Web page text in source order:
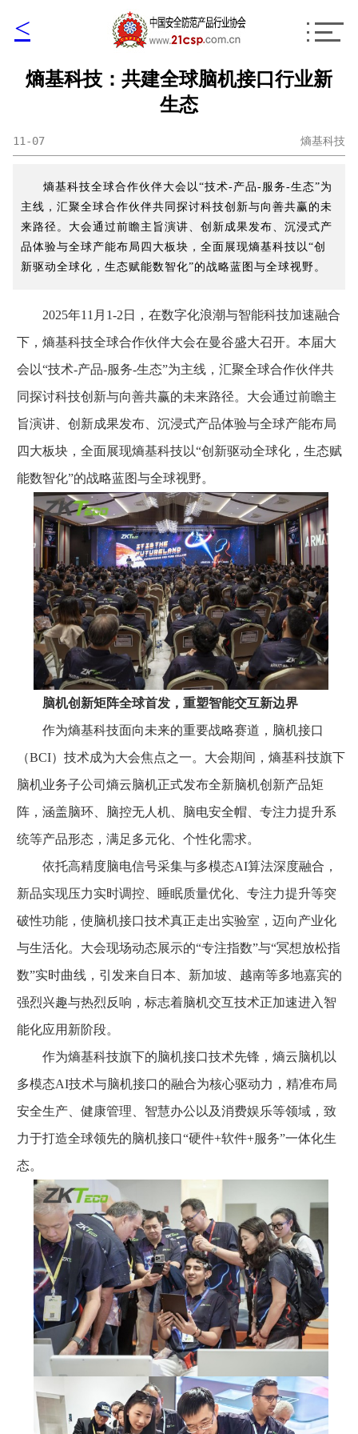
<
熵基科技：共建全球脑机接口行业新
生态
11-07 熵基科技
熵基科技全球合作伙伴大会以“技术-产品-服务-生态”为
主线，汇聚全球合作伙伴共同探讨科技创新与向善共赢的未
来路径。大会通过前瞻主旨演讲、创新成果发布、沉浸式产
品体验与全球产能布局四大板块，全面展现熵基科技以“创
新驱动全球化，生态赋能数智化”的战略蓝图与全球视野。
2025年11月1-2日，在数字化浪潮与智能科技加速融合
下，熵基科技全球合作伙伴大会在曼谷盛大召开。本届大
会以“技术-产品-服务-生态”为主线，汇聚全球合作伙伴共
同探讨科技创新与向善共赢的未来路径。大会通过前瞻主
旨演讲、创新成果发布、沉浸式产品体验与全球产能布局
四大板块，全面展现熵基科技以“创新驱动全球化，生态赋
能数智化”的战略蓝图与全球视野。
脑机创新矩阵全球首发，重塑智能交互新边界
作为熵基科技面向未来的重要战略赛道，脑机接口
（BCI）技术成为大会焦点之一。大会期间，熵基科技旗下
脑机业务子公司熵云脑机正式发布全新脑机创新产品矩
阵，涵盖脑环、脑控无人机、脑电安全帽、专注力提升系
统等产品形态，满足多元化、个性化需求。
依托高精度脑电信号采集与多模态AI算法深度融合，
新品实现压力实时调控、睡眠质量优化、专注力提升等突
破性功能，使脑机接口技术真正走出实验室，迈向产业化
与生活化。大会现场动态展示的“专注指数”与“冥想放松指
数”实时曲线，引发来自日本、新加坡、越南等多地嘉宾的
强烈兴趣与热烈反响，标志着脑机交互技术正加速进入智
能化应用新阶段。
作为熵基科技旗下的脑机接口技术先锋，熵云脑机以
多模态AI技术与脑机接口的融合为核心驱动力，精准布局
安全生产、健康管理、智慧办公以及消费娱乐等领域，致
力于打造全球领先的脑机接口“硬件+软件+服务”一体化生
态。